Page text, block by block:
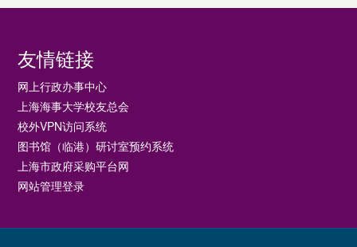
友情链接
网上行政办事中心
上海海事大学校友总会
校外VPN访问系统
图书馆（临港）研讨室预约系统
上海市政府采购平台网
网站管理登录